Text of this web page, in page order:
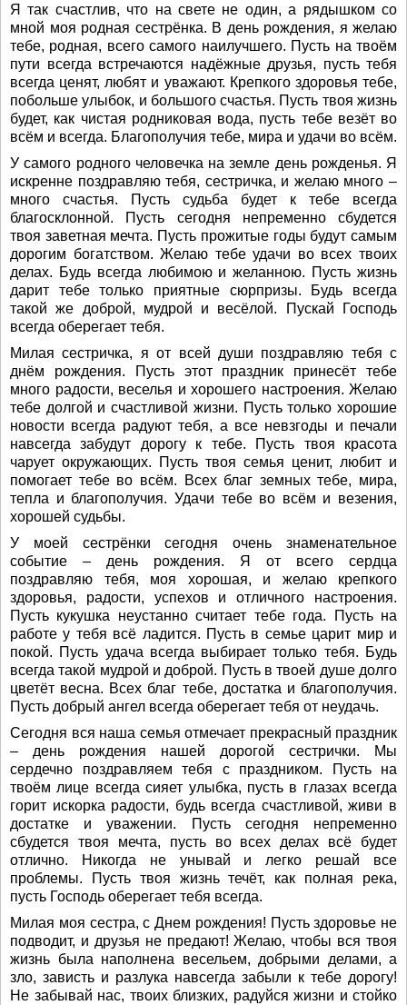
Я так счастлив, что на свете не один, а рядышком со
мной моя родная сестрёнка. В день рождения, я желаю
тебе, родная, всего самого наилучшего. Пусть на твоём
пути всегда встречаются надёжные друзья, пусть тебя
всегда ценят, любят и уважают. Крепкого здоровья тебе,
побольше улыбок, и большого счастья. Пусть твоя жизнь
будет, как чистая родниковая вода, пусть тебе везёт во
всём и всегда. Благополучия тебе, мира и удачи во всём.
У самого родного человечка на земле день рожденья. Я
искренне поздравляю тебя, сестричка, и желаю много –
много счастья. Пусть судьба будет к тебе всегда
благосклонной. Пусть сегодня непременно сбудется
твоя заветная мечта. Пусть прожитые годы будут самым
дорогим богатством. Желаю тебе удачи во всех твоих
делах. Будь всегда любимою и желанною. Пусть жизнь
дарит тебе только приятные сюрпризы. Будь всегда
такой же доброй, мудрой и весёлой. Пускай Господь
всегда оберегает тебя.
Милая сестричка, я от всей души поздравляю тебя с
днём рождения. Пусть этот праздник принесёт тебе
много радости, веселья и хорошего настроения. Желаю
тебе долгой и счастливой жизни. Пусть только хорошие
новости всегда радуют тебя, а все невзгоды и печали
навсегда забудут дорогу к тебе. Пусть твоя красота
чарует окружающих. Пусть твоя семья ценит, любит и
помогает тебе во всём. Всех благ земных тебе, мира,
тепла и благополучия. Удачи тебе во всём и везения,
хорошей судьбы.
У моей сестрёнки сегодня очень знаменательное
событие – день рождения. Я от всего сердца
поздравляю тебя, моя хорошая, и желаю крепкого
здоровья, радости, успехов и отличного настроения.
Пусть кукушка неустанно считает тебе года. Пусть на
работе у тебя всё ладится. Пусть в семье царит мир и
покой. Пусть удача всегда выбирает только тебя. Будь
всегда такой мудрой и доброй. Пусть в твоей душе долго
цветёт весна. Всех благ тебе, достатка и благополучия.
Пусть добрый ангел всегда оберегает тебя от неудачь.
Сегодня вся наша семья отмечает прекрасный праздник
– день рождения нашей дорогой сестрички. Мы
сердечно поздравляем тебя с праздником. Пусть на
твоём лице всегда сияет улыбка, пусть в глазах всегда
горит искорка радости, будь всегда счастливой, живи в
достатке и уважении. Пусть сегодня непременно
сбудется твоя мечта, пусть во всех делах всё будет
отлично. Никогда не унывай и легко решай все
проблемы. Пусть твоя жизнь течёт, как полная река,
пусть Господь оберегает тебя всегда.
Милая моя сестра, с Днем рождения! Пусть здоровье не
подводит, и друзья не предают! Желаю, чтобы вся твоя
жизнь была наполнена весельем, добрыми делами, а
зло, зависть и разлука навсегда забыли к тебе дорогу!
Не забывай нас, твоих близких, радуйся жизни и стойко